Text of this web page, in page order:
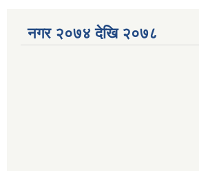
नगर २०७४ देखि २०७८